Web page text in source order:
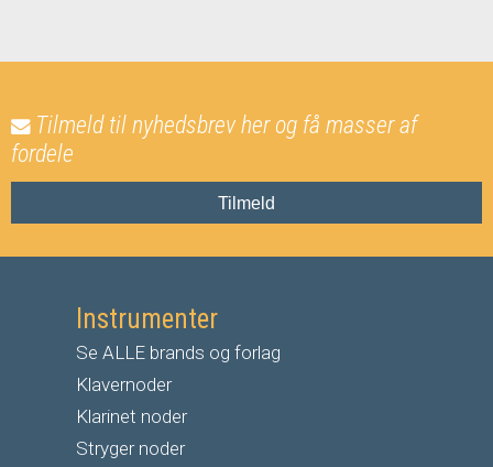
Tilmeld til nyhedsbrev her og få masser af
fordele
Tilmeld
Instrumenter
Se ALLE brands og forlag
Klavernoder
Klarinet noder
Stryger noder